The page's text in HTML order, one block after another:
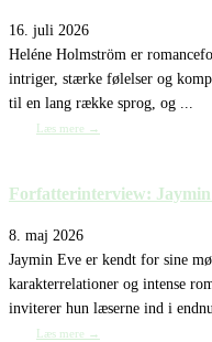
16. juli 2026
Heléne Holmström er
intriger, stærke følelser og
til en lang række sprog, og ...
Læs mere →
Forfatterinterview:
8. maj 2026
Jaymin Eve er kendt for sine
karakterrelationer og intense
inviterer hun læserne ind i
Læs mere →